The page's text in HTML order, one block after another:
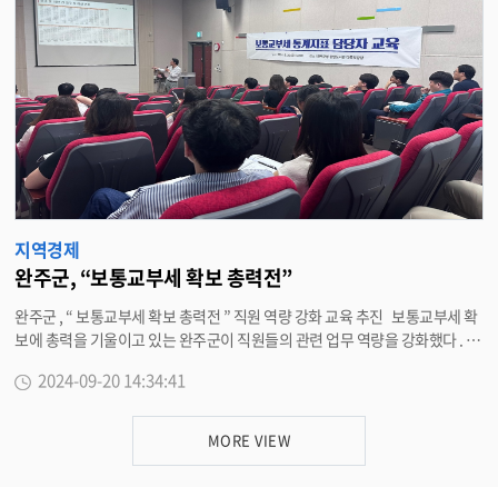
내 기업인들은 “ 기업지원 정보를 얻기 위해서는 각 기관별로 습득해야 했었는
데 가까운 곳에서 최신 기업지원 정보를 얻을 수 있어 많은 도움이 됐다 ” 고 만
족감을 나타냈다 . 유희태 완주군수는 “ 정보부족으로 어려움을 겪는 지역의
중소기업의 경쟁력 강화 및 판로확대 등을 위해 관계 기관들과 지속적으로 협
력할 계획 ” 이라며 “ 지역 기업과의 동반성장을 위해 꾸준히 노력하겠다 ” 고
지역경제
완주군, “보통교부세 확보 총력전”
완주군 , “ 보통교부세 확보 총력전 ” 직원 역량 강화 교육 추진 보통교부세 확
보에 총력을 기울이고 있는 완주군이 직원들의 관련 업무 역량을 강화했다 . 2
무원 40 여 명을 대상으로 , 보통교부세 통계지표 담당자 교육을 실시했다 . 나2024-09-20 14:34:41
MORE VIEW